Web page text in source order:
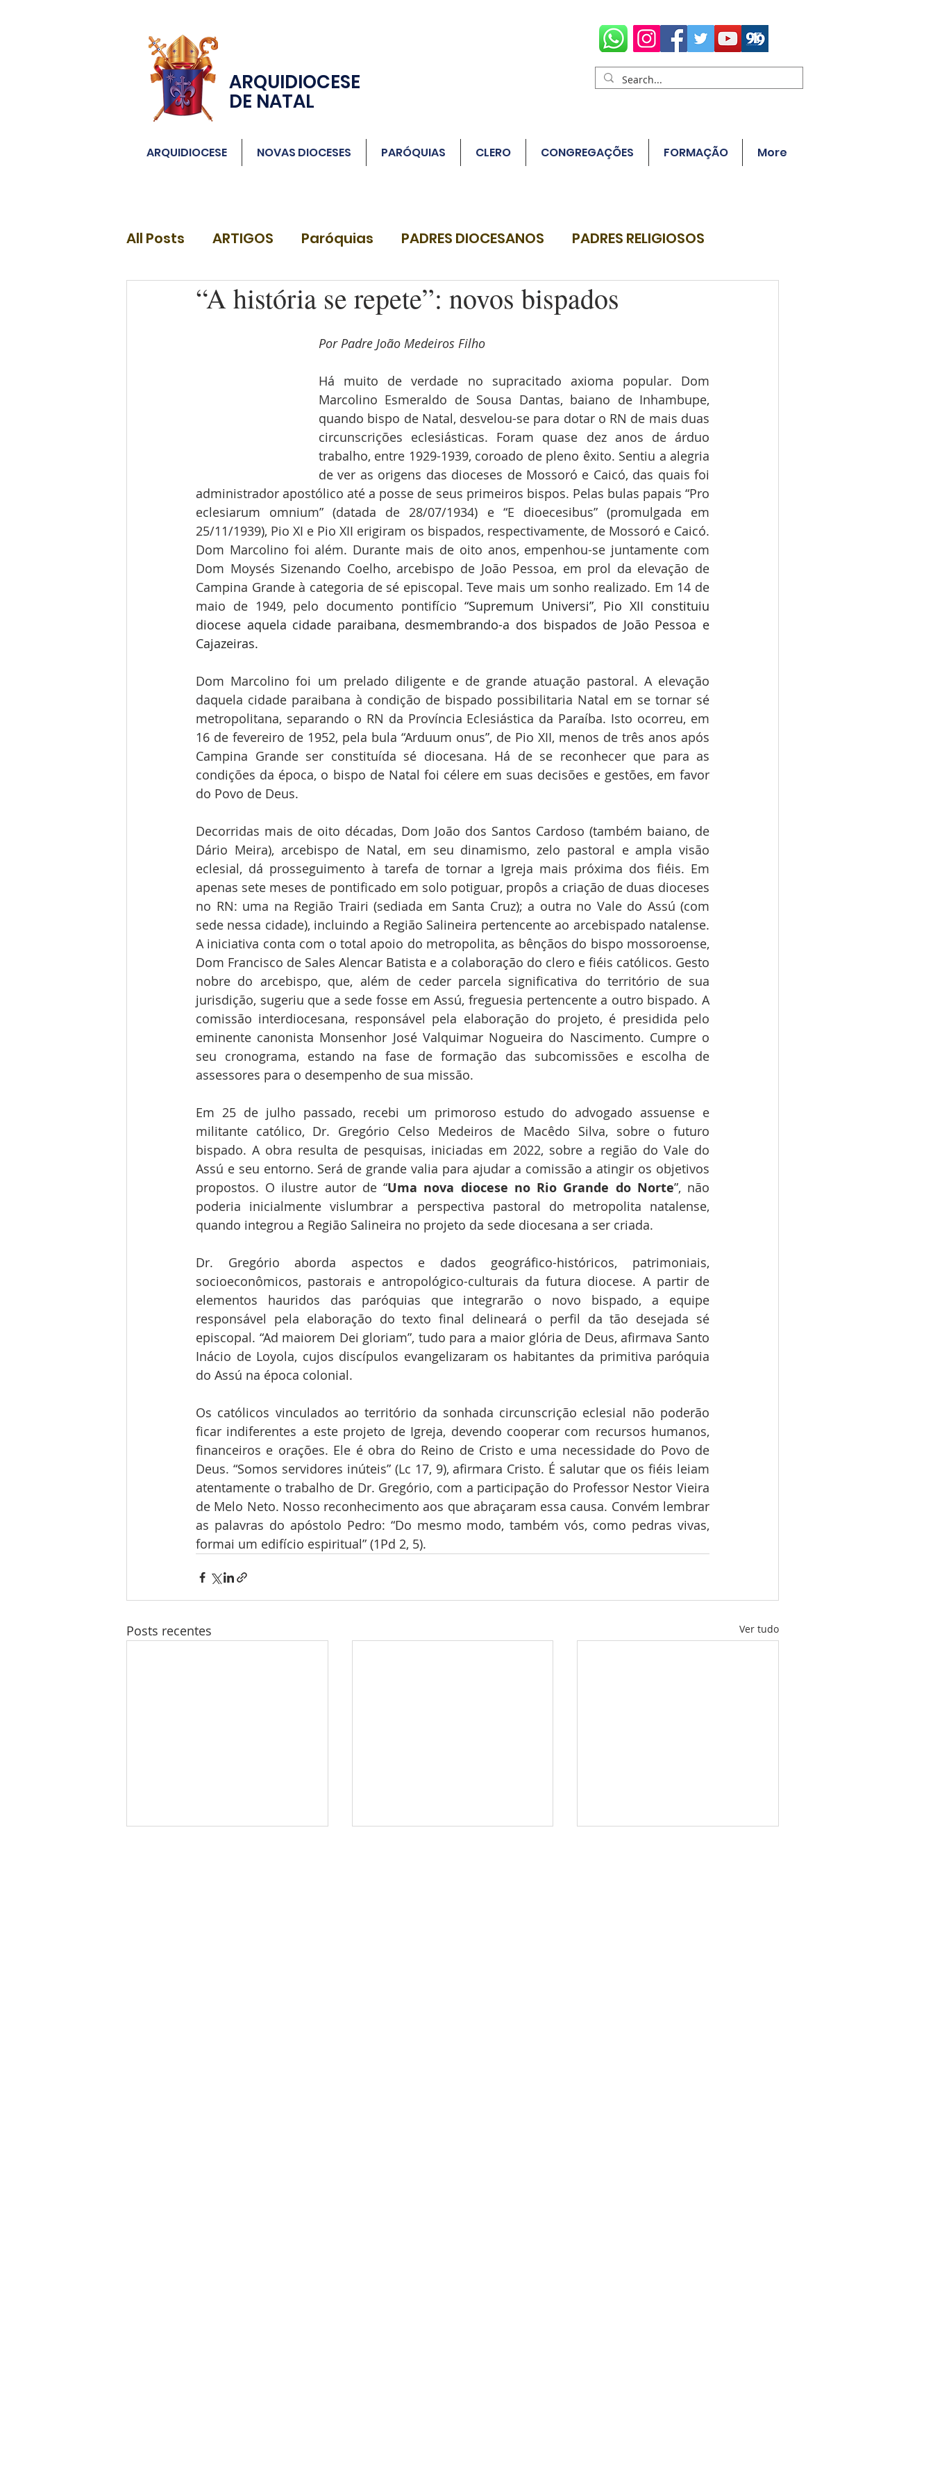
ARQUIDIOCESE
DE NATAL
ARQUIDIOCESE NOVAS DIOCESES PARÓQUIAS CLERO CONGREGAÇÕES FORMAÇÃO More
All Posts ARTIGOS Paróquias PADRES DIOCESANOS PADRES RELIGIOSOS
DIÁCONOS“A história se repete”: novos bispados
Por Padre João Medeiros Filho
Há muito de verdade no supracitado axioma popular. Dom
Marcolino Esmeraldo de Sousa Dantas, baiano de Inhambupe,
quando bispo de Natal, desvelou-se para dotar o RN de mais duas
circunscrições eclesiásticas. Foram quase dez anos de árduo
trabalho, entre 1929-1939, coroado de pleno êxito. Sentiu a alegria
de ver as origens das dioceses de Mossoró e Caicó, das quais foi
administrador apostólico até a posse de seus primeiros bispos. Pelas bulas papais “Pro
eclesiarum omnium” (datada de 28/07/1934) e “E dioecesibus” (promulgada em
25/11/1939), Pio XI e Pio XII erigiram os bispados, respectivamente, de Mossoró e Caicó.
Dom Marcolino foi além. Durante mais de oito anos, empenhou-se juntamente com
Dom Moysés Sizenando Coelho, arcebispo de João Pessoa, em prol da elevação de
Campina Grande à categoria de sé episcopal. Teve mais um sonho realizado. Em 14 de
maio de 1949, pelo documento pontifício “Supremum Universi”, Pio XII constituiu
diocese aquela cidade paraibana, desmembrando-a dos bispados de João Pessoa e
Cajazeiras.
Dom Marcolino foi um prelado diligente e de grande atuação pastoral. A elevação
daquela cidade paraibana à condição de bispado possibilitaria Natal em se tornar sé
metropolitana, separando o RN da Província Eclesiástica da Paraíba. Isto ocorreu, em
16 de fevereiro de 1952, pela bula “Arduum onus”, de Pio XII, menos de três anos após
Campina Grande ser constituída sé diocesana. Há de se reconhecer que para as
condições da época, o bispo de Natal foi célere em suas decisões e gestões, em favor
do Povo de Deus.
Decorridas mais de oito décadas, Dom João dos Santos Cardoso (também baiano, de
Dário Meira), arcebispo de Natal, em seu dinamismo, zelo pastoral e ampla visão
eclesial, dá prosseguimento à tarefa de tornar a Igreja mais próxima dos fiéis. Em
apenas sete meses de pontificado em solo potiguar, propôs a criação de duas dioceses
no RN: uma na Região Trairi (sediada em Santa Cruz); a outra no Vale do Assú (com
sede nessa cidade), incluindo a Região Salineira pertencente ao arcebispado natalense.
A iniciativa conta com o total apoio do metropolita, as bênçãos do bispo mossoroense,
Dom Francisco de Sales Alencar Batista e a colaboração do clero e fiéis católicos. Gesto
nobre do arcebispo, que, além de ceder parcela significativa do território de sua
jurisdição, sugeriu que a sede fosse em Assú, freguesia pertencente a outro bispado. A
comissão interdiocesana, responsável pela elaboração do projeto, é presidida pelo
eminente canonista Monsenhor José Valquimar Nogueira do Nascimento. Cumpre o
seu cronograma, estando na fase de formação das subcomissões e escolha de
assessores para o desempenho de sua missão.
Em 25 de julho passado, recebi um primoroso estudo do advogado assuense e
militante católico, Dr. Gregório Celso Medeiros de Macêdo Silva, sobre o futuro
bispado. A obra resulta de pesquisas, iniciadas em 2022, sobre a região do Vale do
Assú e seu entorno. Será de grande valia para ajudar a comissão a atingir os objetivos
propostos. O ilustre autor de “Uma nova diocese no Rio Grande do Norte”, não
poderia inicialmente vislumbrar a perspectiva pastoral do metropolita natalense,
quando integrou a Região Salineira no projeto da sede diocesana a ser criada.
Dr. Gregório aborda aspectos e dados geográfico-históricos, patrimoniais,
socioeconômicos, pastorais e antropológico-culturais da futura diocese. A partir de
elementos hauridos das paróquias que integrarão o novo bispado, a equipe
responsável pela elaboração do texto final delineará o perfil da tão desejada sé
episcopal. “Ad maiorem Dei gloriam”, tudo para a maior glória de Deus, afirmava Santo
Inácio de Loyola, cujos discípulos evangelizaram os habitantes da primitiva paróquia
do Assú na época colonial.
Os católicos vinculados ao território da sonhada circunscrição eclesial não poderão
ficar indiferentes a este projeto de Igreja, devendo cooperar com recursos humanos,
financeiros e orações. Ele é obra do Reino de Cristo e uma necessidade do Povo de
Deus. “Somos servidores inúteis” (Lc 17, 9), afirmara Cristo. É salutar que os fiéis leiam
atentamente o trabalho de Dr. Gregório, com a participação do Professor Nestor Vieira
de Melo Neto. Nosso reconhecimento aos que abraçaram essa causa. Convém lembrar
as palavras do apóstolo Pedro: “Do mesmo modo, também vós, como pedras vivas,
formai um edifício espiritual” (1Pd 2, 5).
Posts recentes Ver tudo